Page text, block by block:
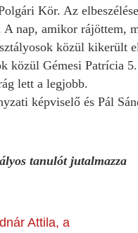
Kör. Az
A nap, amikor rájöttem,
közül kikerült
közül Gémesi Patrícia
lett a legjobb.
képviselő és Pál
tanulót jutalmazza
Attila, a